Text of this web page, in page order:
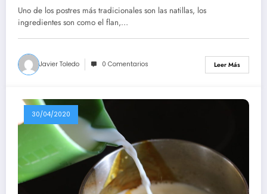
Uno de los postres más tradicionales son las natillas, los
ingredientes son como el flan,…
Javier Toledo 0 Comentarios Leer Más
30/04/2020